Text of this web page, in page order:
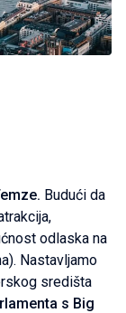
Budući da
odlaska na
Nastavljamo
središta
s Big